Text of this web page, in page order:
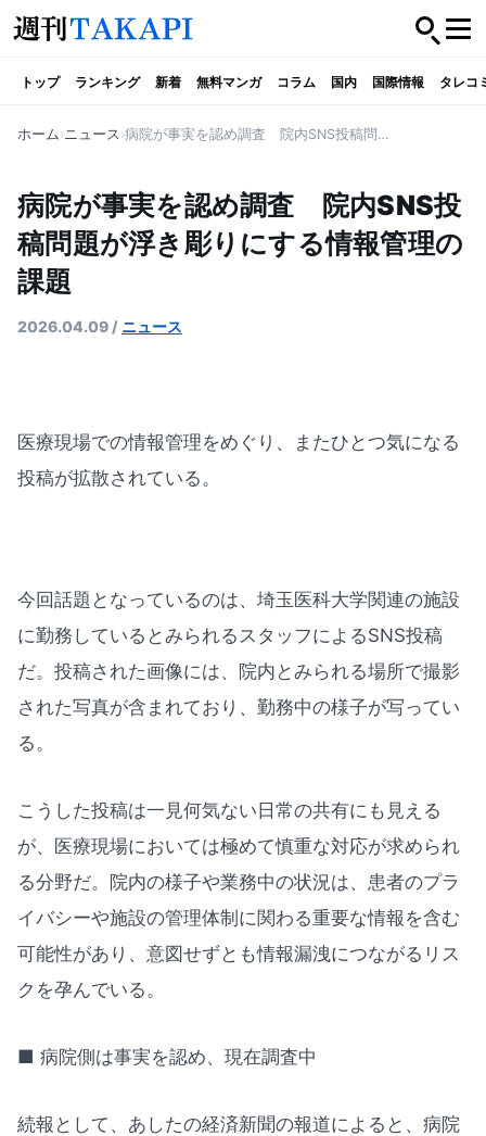
トップ ランキング 新着 無料マンガ コラム 国内 国際情報 タレコ
ホーム ニュース 病院が事実を認め調査 院内SNS投稿問題が浮き彫りにする情報管理の課題
病院が事実を認め調査 院内SNS投
稿問題が浮き彫りにする情報管理の
課題
2026.04.09 / ニュース
医療現場での情報管理をめぐり、またひとつ気になる
投稿が拡散されている。
今回話題となっているのは、埼玉医科大学関連の施設
に勤務しているとみられるスタッフによるSNS投稿
だ。投稿された画像には、院内とみられる場所で撮影
された写真が含まれており、勤務中の様子が写ってい
る。
こうした投稿は一見何気ない日常の共有にも見える
が、医療現場においては極めて慎重な対応が求められ
る分野だ。院内の様子や業務中の状況は、患者のプラ
イバシーや施設の管理体制に関わる重要な情報を含む
可能性があり、意図せずとも情報漏洩につながるリス
クを孕んでいる。
■ 病院側は事実を認め、現在調査中
続報として、あしたの経済新聞の報道によると、病院